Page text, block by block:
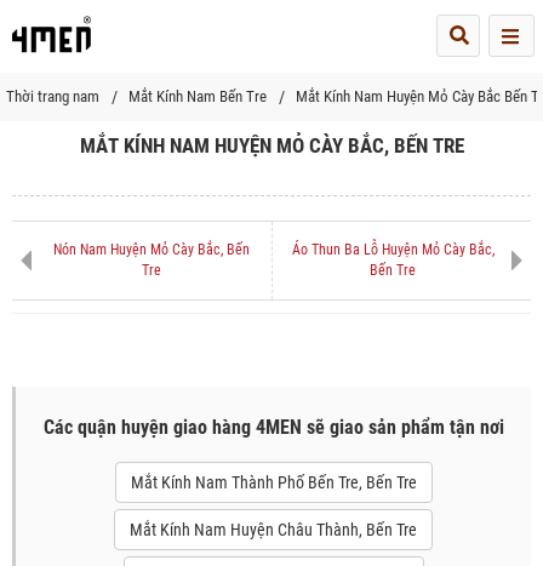
Thời trang nam Mắt Kính Nam Bến Tre Mắt Kính Nam Huyện Mỏ Cày Bắc Bến
MẮT KÍNH NAM HUYỆN MỎ CÀY BẮC, BẾN TRE
Nón Nam Huyện Mỏ Cày Bắc, Bến
Tre
Áo Thun Ba Lỗ Huyện Mỏ Cày Bắc,
Bến Tre
Các quận huyện giao hàng 4MEN sẽ giao sản phẩm tận nơi
Mắt Kính Nam Thành Phố Bến Tre, Bến Tre
Mắt Kính Nam Huyện Châu Thành, Bến Tre